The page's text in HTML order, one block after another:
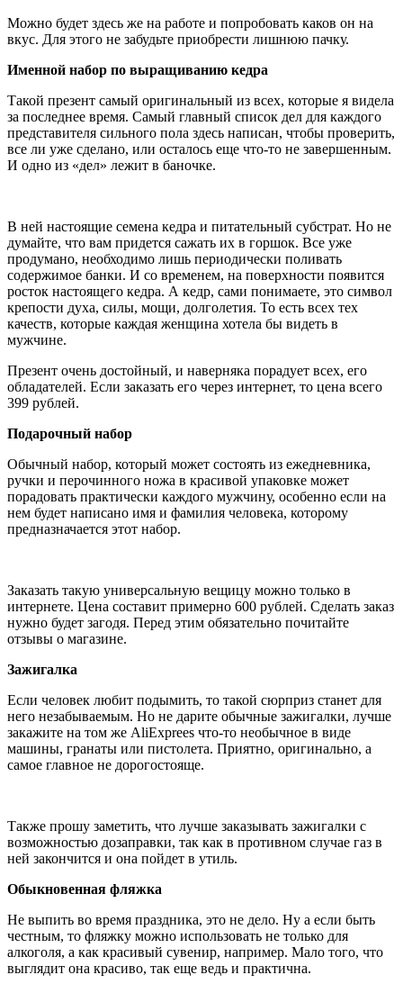
Можно будет здесь же на работе и попробовать каков он на
вкус. Для этого не забудьте приобрести лишнюю пачку.
Именной набор по выращиванию кедра
Такой презент самый оригинальный из всех, которые я видела
за последнее время. Самый главный список дел для каждого
представителя сильного пола здесь написан, чтобы проверить,
все ли уже сделано, или осталось еще что-то не завершенным.
И одно из «дел» лежит в баночке.
В ней настоящие семена кедра и питательный субстрат. Но не
думайте, что вам придется сажать их в горшок. Все уже
продумано, необходимо лишь периодически поливать
содержимое банки. И со временем, на поверхности появится
росток настоящего кедра. А кедр, сами понимаете, это символ
крепости духа, силы, мощи, долголетия. То есть всех тех
качеств, которые каждая женщина хотела бы видеть в
мужчине.
Презент очень достойный, и наверняка порадует всех, его
обладателей. Если заказать его через интернет, то цена всего
399 рублей.
Подарочный набор
Обычный набор, который может состоять из ежедневника,
ручки и перочинного ножа в красивой упаковке может
порадовать практически каждого мужчину, особенно если на
нем будет написано имя и фамилия человека, которому
предназначается этот набор.
Заказать такую универсальную вещицу можно только в
интернете. Цена составит примерно 600 рублей. Сделать заказ
нужно будет загодя. Перед этим обязательно почитайте
отзывы о магазине.
Зажигалка
Если человек любит подымить, то такой сюрприз станет для
него незабываемым. Но не дарите обычные зажигалки, лучше
закажите на том же AliExprees что-то необычное в виде
машины, гранаты или пистолета. Приятно, оригинально, а
самое главное не дорогостояще.
Также прошу заметить, что лучше заказывать зажигалки с
возможностью дозаправки, так как в противном случае газ в
ней закончится и она пойдет в утиль.
Обыкновенная фляжка
Не выпить во время праздника, это не дело. Ну а если быть
честным, то фляжку можно использовать не только для
алкоголя, а как красивый сувенир, например. Мало того, что
выглядит она красиво, так еще ведь и практична.